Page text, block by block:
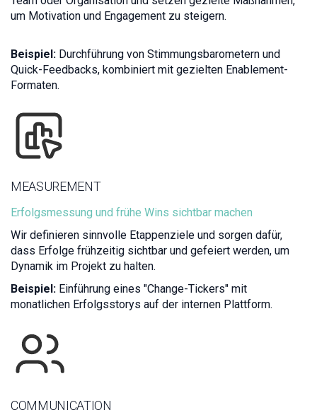
um Motivation und Engagement zu steigern.
Beispiel: Durchführung von Stimmungsbarometern und
Quick-Feedbacks, kombiniert mit gezielten Enablement-
Formaten.
MEASUREMENT
Erfolgsmessung und frühe Wins sichtbar machen
Wir definieren sinnvolle Etappenziele und sorgen dafür,
dass Erfolge frühzeitig sichtbar und gefeiert werden, um
Dynamik im Projekt zu halten.
Beispiel: Einführung eines "Change-Tickers" mit
monatlichen Erfolgsstorys auf der internen Plattform.
COMMUNICATION